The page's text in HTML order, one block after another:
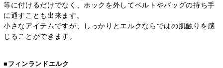
等に付けるだけでなく、ホックを外してベルトやバッグの持ち手
に通すことも出来ます。
小さなアイテムですが、しっかりとエルクならではの肌触りを感
じることができます。
■フィンランドエルク